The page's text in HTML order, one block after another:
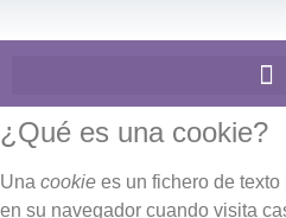
¿Qué es una cookie?
Una cookie es un fichero de texto
en su navegador cuando visita